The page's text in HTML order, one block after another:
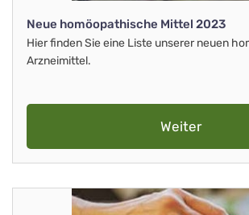
Neue homöopathische Mittel 2023
Hier finden Sie eine Liste unserer neuen
Arzneimittel.
Weiter